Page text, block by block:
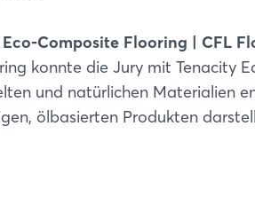
Composite Flooring | CFL
konnte die Jury mit Tenacity
und natürlichen Materialien
ölbasierten Produkten